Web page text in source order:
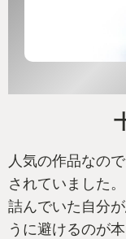
人気の作品なの
されていました。
詰んでいた自分
うに避けるのが